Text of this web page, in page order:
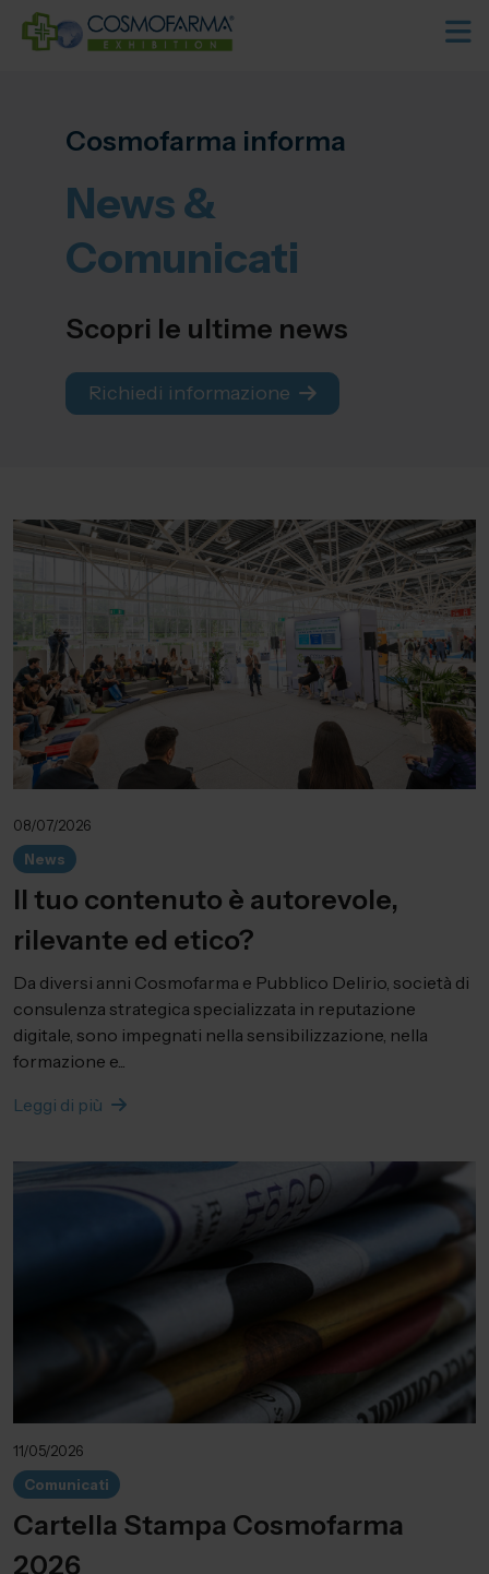
Cosmofarma informa
News &
Comunicati
Scopri le ultime news
Richiedi informazione
08/07/2026
News
Il tuo contenuto è autorevole,
rilevante ed etico?
Da diversi anni Cosmofarma e Pubblico Delirio, società di
consulenza strategica specializzata in reputazione
digitale, sono impegnati nella sensibilizzazione, nella
formazione e...
Leggi di più
11/05/2026
Comunicati
Cartella Stampa Cosmofarma
2026